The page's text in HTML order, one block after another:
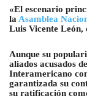
«El escenario
la Asamblea
Luis Vicente León,
Aunque su
aliados acusados
Interamericano
garantizada su
su ratificación